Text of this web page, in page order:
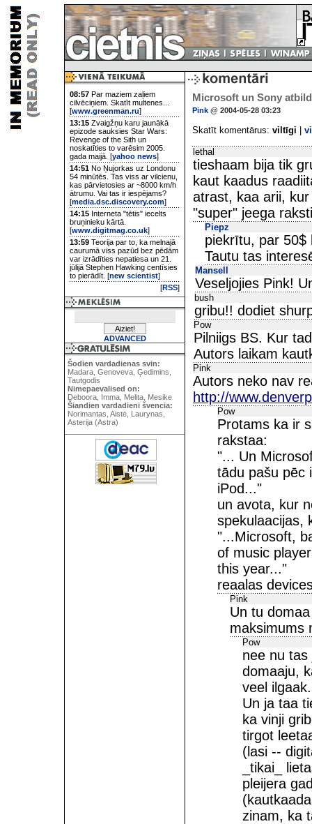
08:57 Par maziem zaļiem
cilvēciņiem. Skatīt multenes...
[www.greenman.ru]
13:15 Zvaigžņu karu jaunākā
epizode sauksies Star Wars:
Revenge of the Sith un
noskatīties to varēsim 2005.
gada maijā. [yahoo news]
14:51 No Ņujorkas uz Londonu
54 minūtēs. Tas viss ar vilcienu,
kas pārvietosies ar ~8000 km/h
ātrumu. Vai tas ir iespējams?
[media.dsc.discovery.com]
14:15 Interneta "tētis" iecelts
bruņinieku kārtā.
[www.digitmag.co.uk]
13:59 Teorija par to, ka melnajā
caurumā viss pazūd bez pēdām
var izrādīties nepatiesa un 21.
jūlijā Stephen Hawking centīsies
to pierādīt. [new scientist]
[RSS]
ADVANCED
Šodien vardadienas svin:
Madara, Genoveva, Ģedimins,
Tautgodis
Nimepaevalised on:
Deboora, Imma, Melita, Mesike
Šiandien vardadieni švencia:
Norimantas, Aistė, Laurynas,
Asterija (Astra)
Microsoft un Sony
Pink @ 2004-05-28 03:23
Skatīt komentārus: viltīgi
lethal
tieshaam bija tik
kaut kaadus
atrast, kaa arii,
"super" jeega
Piepz
piekrītu, par 50$
Tautu tas
Mansell
Veseljojies Pink!
bush
gribu!! dodiet
Pow
Pilniigs BS. Kur
Autors laikam
Pink
Autors neko nav
http://
Pow
Protams ka ir
rakstaa:
"... Un
tādu pašu pēc
iPod..."
un avota, kur
spekulaacijas,
"...Microsoft,
of music
this year..."
reaalas
Pink
Un tu
maksimums
Pow
nee nu
domaaju,
veel ilgaak.
Un ja taa
ka vinji
tirgot
(lasi --
_tikai_
pleijera
zinam, ka